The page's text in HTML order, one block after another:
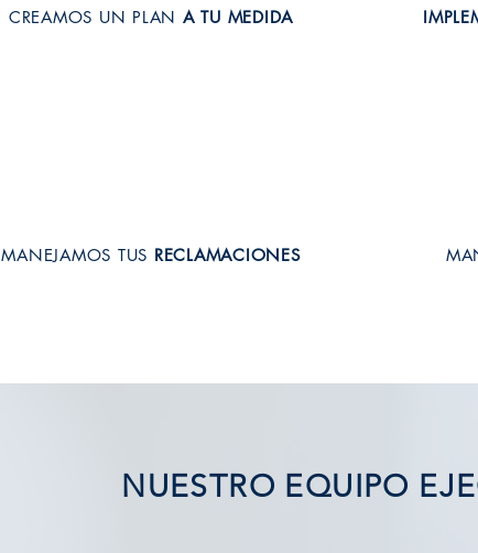
CREAMOS UN PLAN A TU MEDIDA
MANEJAMOS TUS RECLAMACIONES
NUESTRO EQUIPO